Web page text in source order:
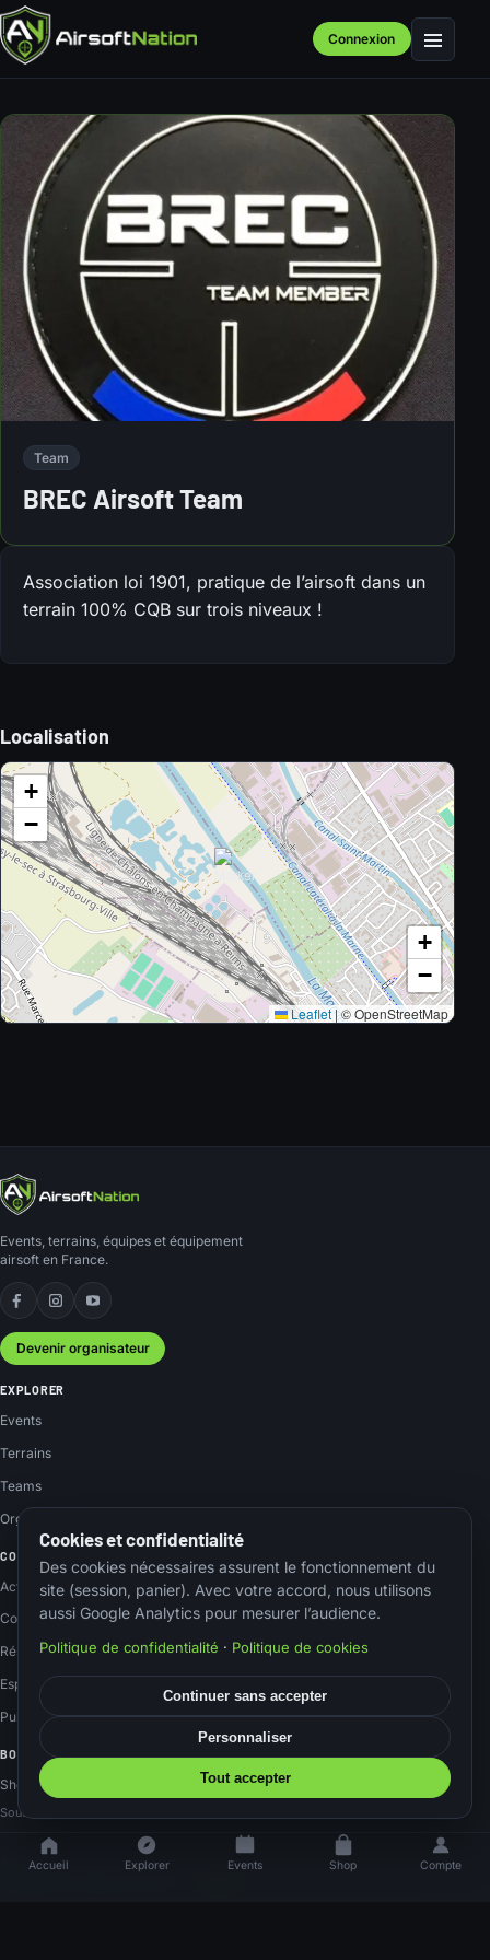
Connexion Menu
Team
BREC Airsoft Team
Association loi 1901, pratique de l’airsoft dans un
terrain 100% CQB sur trois niveaux !
Localisation
+
−
+
−
Leaflet|© OpenStreetMap
Events, terrains, équipes et équipement
airsoft en France.
Facebook
Instagram
YouTube
Devenir organisateur
EXPLORER
Events
Terrains
Teams
Organisateurs
COMMUNAUTÉ
Actus
Contact
Réseaux sociaux
Espace membre
Publier un event
BOUTIQUE
Shop Amazon
Soutenez le site via nos liens Amazon, sans surcoût.
© 2026 Airsoftnation
Accueil Explorer Events Shop Compte
Cookies et confidentialité
Des cookies nécessaires assurent le fonctionnement du
site (session, panier). Avec votre accord, nous utilisons
aussi Google Analytics pour mesurer l’audience.
Politique de confidentialité · Politique de cookies
Continuer sans accepter
Personnaliser
Tout accepter